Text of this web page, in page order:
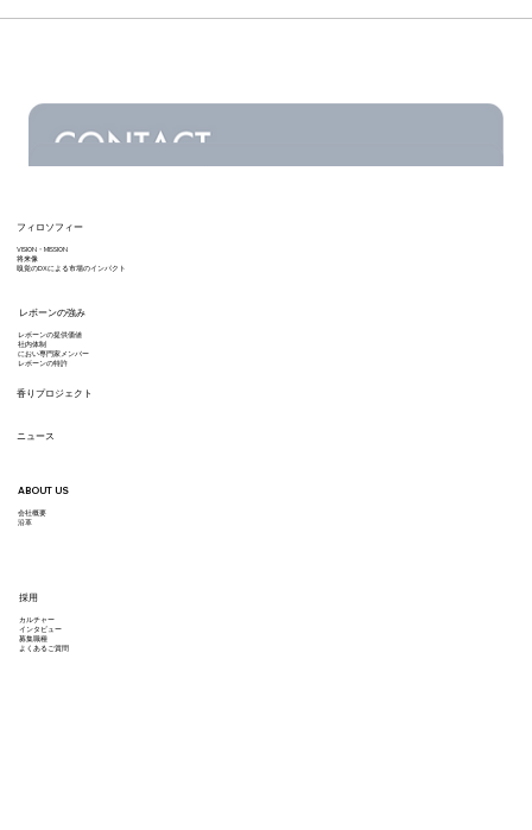
ABOUT US
会社概要
沿革
フィロソフィー
VISION・MISSION
将来像
嗅覚のDXによる市場のインパクト
レボーンの強み
レボーンの提供価値
​社内体制
におい専門家メンバー
レボーンの特許
香りプロジェクト
ニュース
採用
カルチャー
インタビュー
募集職種
よくあるご質問